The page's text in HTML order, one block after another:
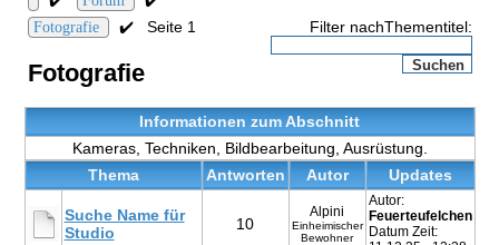
Fotografie ✔️ Seite 1
Fotografie
Filter nachThementitel:
Informationen zum Abschnitt
Kameras, Techniken, Bildbearbeitung, Ausrüstung.
Thema
Antworten Autor Updates
Suche Name für
Studio
10
Alpini
Einheimischer
Bewohner
Autor:
Feuerteufelchen
Datum Zeit: